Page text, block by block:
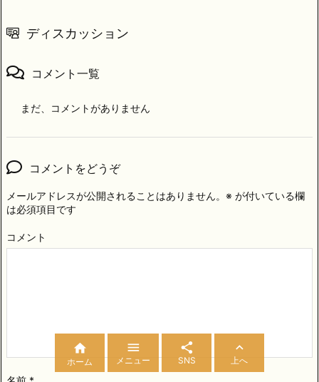
ディスカッション
コメント一覧
まだ、コメントがありません
コメントをどうぞ
メールアドレスが公開されることはありません。 ※ が付いている欄
は必須項目です
コメント

ホーム

メニュー

SNS

上へ